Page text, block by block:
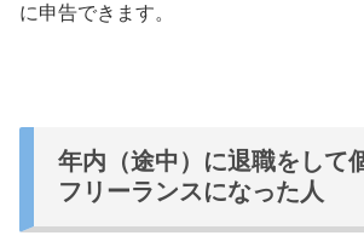
に申告できます。
年内（途中）に退職をして
フリーランスになった人